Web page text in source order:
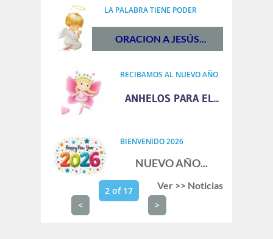
LA PALABRA TIENE PODER
ORACION A JESÚS...
RECIBAMOS AL NUEVO AÑO
ANHELOS PARA EL...
BIENVENIDO 2026
NUEVO AÑO...
<
2 of 17
>
Ver >> Noticias